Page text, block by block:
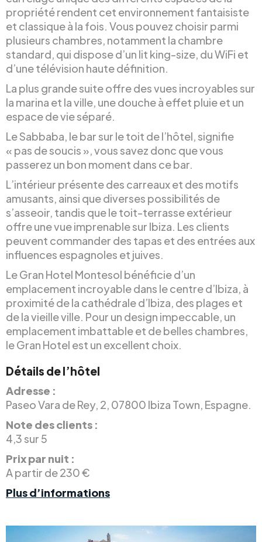
propriété rendent cet environnement fantaisiste
et classique à la fois. Vous pouvez choisir parmi
plusieurs chambres, notamment la chambre
standard, qui dispose d’un lit king-size, du WiFi et
d’une télévision haute définition.
La plus grande suite offre des vues incroyables sur
la marina et la ville, une douche à effet pluie et un
espace de vie séparé.
Le Sabbaba, le bar sur le toit de l’hôtel, signifie
« pas de soucis », vous savez donc que vous
passerez un bon moment dans ce bar.
L’intérieur présente des carreaux et des motifs
amusants, ainsi que diverses possibilités de
s’asseoir, tandis que le toit-terrasse extérieur
offre une vue imprenable sur Ibiza. Les clients
peuvent commander des tapas et des entrées aux
influences espagnoles et juives.
Le Gran Hotel Montesol bénéficie d’un
emplacement incroyable dans le centre d’Ibiza, à
proximité de la cathédrale d’Ibiza, des plages et
de la vieille ville. Pour un design impeccable, un
emplacement imbattable et de belles chambres,
le Gran Hotel est un excellent choix.
Détails de l’hôtel
Adresse :
Paseo Vara de Rey, 2, 07800 Ibiza Town, Espagne.
Note des clients :
4,3 sur 5
Prix par nuit :
A partir de 230 €
Plus d’informations